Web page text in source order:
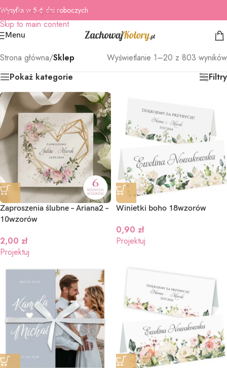
Skip to navigation
Skip to main content
Wysyłka w 5-6 dni roboczych
Menu
Strona główna/Sklep Wyświetlanie 1–20 z 803 wyników
Pokaż kategorie Filtry
Zaproszenia ślubne – Ariana2 –
10wzorów
2,00 zł
Projektuj
Winietki boho 18wzorów
0,90 zł
Projektuj